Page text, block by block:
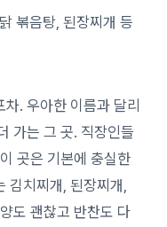
볶음탕, 된장찌개 등
. 우아한 이름과 달리
가는 그 곳. 직장인들
곳은 기본에 충실한
김치찌개, 된장찌개,
도 괜찮고 반찬도 다